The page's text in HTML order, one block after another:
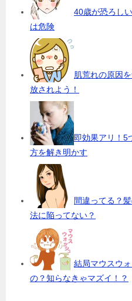
40歳が恐ろし
は危険
肌荒れの原因
放されよう！
即効果アリ！5
方を解き明かす
間違ってる？
法に陥ってない？
結局マウスウ
の？知らなきゃマズイ！？